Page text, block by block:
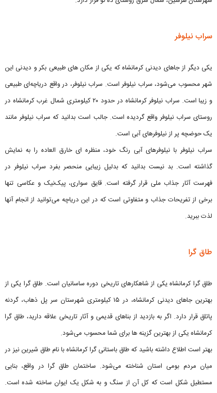
سراب نیلوفر
یکی دیگر از جاهای دیدنی کرمانشاه که یکی از مکان های طبیعی بکر و دیدنی این
شهر محسوب می‌شود، سراب نیلوفر است. سراب نیلوفر، در واقع دریاچه‌ای طبیعی
و زیبا است. سراب نیلوفر کرمانشاه در حدود ۲۰ کیلومتری شمال غرب کرمانشاه در
روستای سراب نیلوفر واقع گردیده است. جالب است بدانید که سراب نیلوفر مانند
یک حوضچه پر از نیلوفرهای آبی است.
سراب نیلوفر با نیلوفرهای آبی رنگ خود، منظره ای خارق العاده را به نمایش
گذاشته است. بد نیست بدانید که بدلیل زیبایی منحصر بفرد سراب نیلوفر در
فهرست آثار جذاب ملی قرار گرفته است. قایق سواری، پیک‌نیک و عکاسی تنها
برخی از تفریحات جذاب و متفاوتی است که در این دریاچه می‌توانید از انجام آنها
لذت ببرید.
طاق گرا
طاق گرا کرمانشاه یکی از شاهکارهای تاریخی دوره ساسانیان است. طاق گرا یکی از
بهترین جاهای دیدنی کرمانشاه، در ۱۵ کیلومتری شهرستان سر پل ذهاب، گردنه
پاتاق قرار دارد. اگر به بازدید از بناهای قدیمی و آثار تاریخی علاقه دارید، طاق گرا
کرمانشاه یکی از بهترین گزینه ها برای شما محسوب می‌شود.
بهتر است اطلاع داشته باشید که طاق باستانی گرا کرمانشاه با نام طاق شیرین نیز در
میان مردم بومی استان شناخته می‌شود. ساختمان طاق گرا در واقع، بنایی
مستطیل شکل است که کل آن از سنگ و به شکل یک ایوان ساخته شده است.